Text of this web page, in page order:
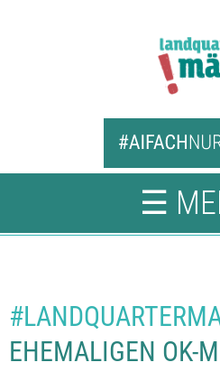
☰
EHEMALIGEN OK-